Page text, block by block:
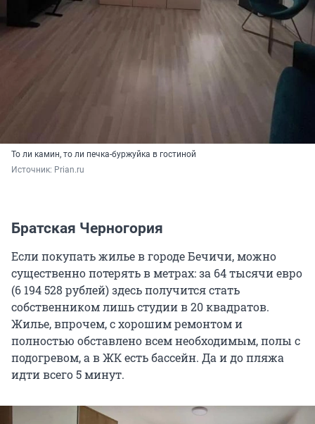
То ли камин, то ли печка-буржуйка в гостиной
Источник: Prian.ru
Братская Черногория
Если покупать жилье в городе Бечичи, можно
существенно потерять в метрах: за 64 тысячи евро
(6 194 528 рублей) здесь получится стать
собственником лишь студии в 20 квадратов.
Жилье, впрочем, с хорошим ремонтом и
полностью обставлено всем необходимым, полы с
подогревом, а в ЖК есть бассейн. Да и до пляжа
идти всего 5 минут.